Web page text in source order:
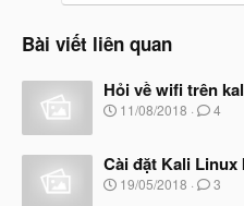
Bài viết liên quan
Hỏi về wifi trên
N
y
b
ắ
11/08/2018 4
Cài đặt Kali Linux
N
19/05/2018 3